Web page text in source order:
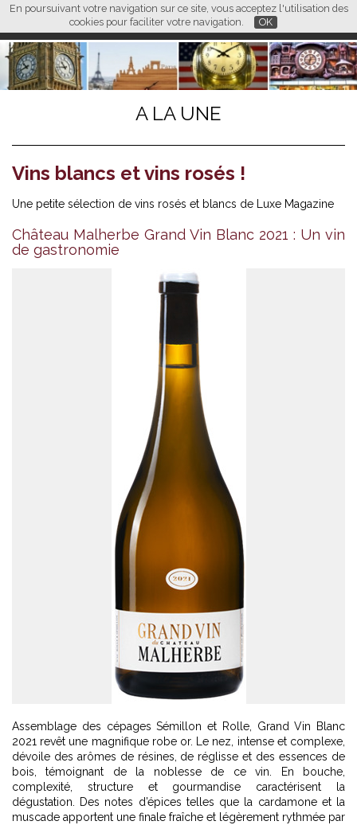
En poursuivant votre navigation sur ce site, vous acceptez l'utilisation des
cookies pour faciliter votre navigation.
OK
FR EN CN
L M
A LA UNE
Vins blancs et vins rosés !
Une petite sélection de vins rosés et blancs de Luxe Magazine
Château Malherbe Grand Vin Blanc 2021 : Un vin
de gastronomie
Assemblage des cépages Sémillon et Rolle, Grand Vin Blanc
2021 revêt une magnifique robe or. Le nez, intense et complexe,
dévoile des arômes de résines, de réglisse et des essences de
bois, témoignant de la noblesse de ce vin. En bouche,
complexité, structure et gourmandise caractérisent la
dégustation. Des notes d’épices telles que la cardamone et la
muscade apportent une finale fraîche et légèrement rythmée par